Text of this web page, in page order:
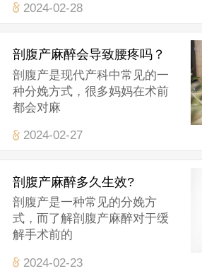
2024-02-28
剖腹产麻醉会导致腰疼吗？
剖腹产是现代产科中常见的一
种分娩方式，很多妈妈在术前
都会对麻
2024-02-27
剖腹产麻醉多久生效?
剖腹产是一种常见的分娩方
式，而了解剖腹产麻醉对于缓
解手术前的
2024-02-23